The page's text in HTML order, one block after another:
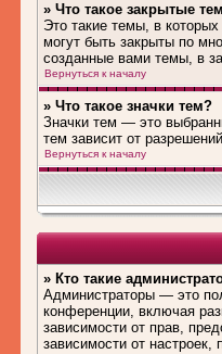
» Что такое закрытые
Это такие темы, в
могут быть закрыты по
созданные вами темы, в
Вернуться к началу
» Что такое значки тем?
Значки тем — это
тем зависит от
Вернуться к началу
» Кто такие
Администраторы — это
конференции, включая
зависимости от прав,
зависимости от